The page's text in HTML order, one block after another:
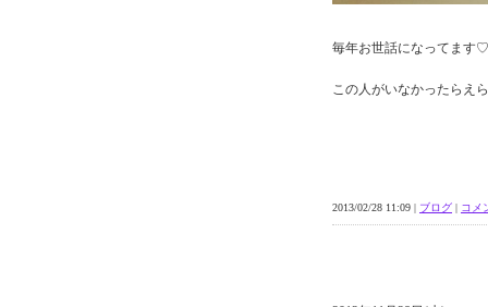
毎年お世話になってます♡
この人がいなかったらえ
2013/02/28 11:09 | ブログ | コメ